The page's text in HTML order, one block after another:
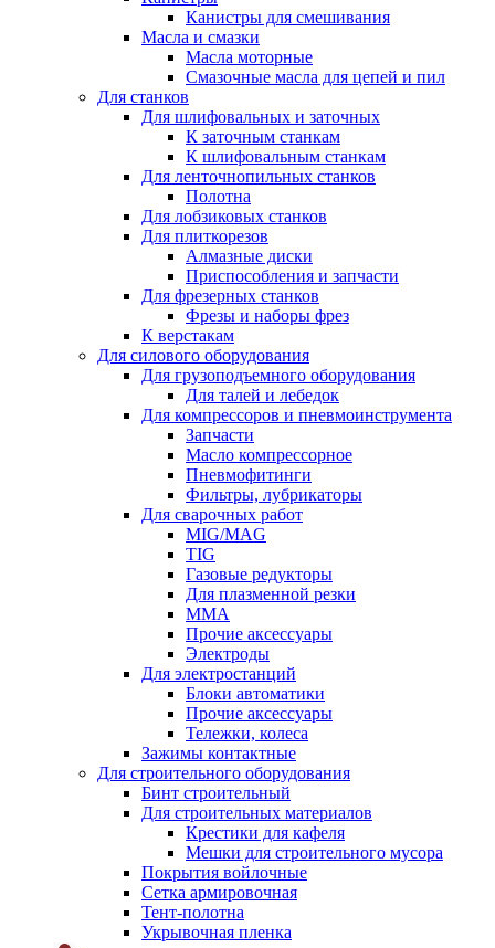
Канистры для смешивания
Масла и смазки
Масла моторные
Смазочные масла для цепей и пил
Для станков
Для шлифовальных и заточных
К заточным станкам
К шлифовальным станкам
Для ленточнопильных станков
Полотна
Для лобзиковых станков
Для плиткорезов
Алмазные диски
Приспособления и запчасти
Для фрезерных станков
Фрезы и наборы фрез
К верстакам
Для силового оборудования
Для грузоподъемного оборудования
Для талей и лебедок
Для компрессоров и пневмоинструмента
Запчасти
Масло компрессорное
Пневмофитинги
Фильтры, лубрикаторы
Для сварочных работ
MIG/MAG
TIG
Газовые редукторы
Для плазменной резки
ММА
Прочие аксессуары
Электроды
Для электростанций
Блоки автоматики
Прочие аксессуары
Тележки, колеса
Зажимы контактные
Для строительного оборудования
Бинт строительный
Для строительных материалов
Крестики для кафеля
Мешки для строительного мусора
Покрытия войлочные
Сетка армировочная
Тент-полотна
Укрывочная пленка